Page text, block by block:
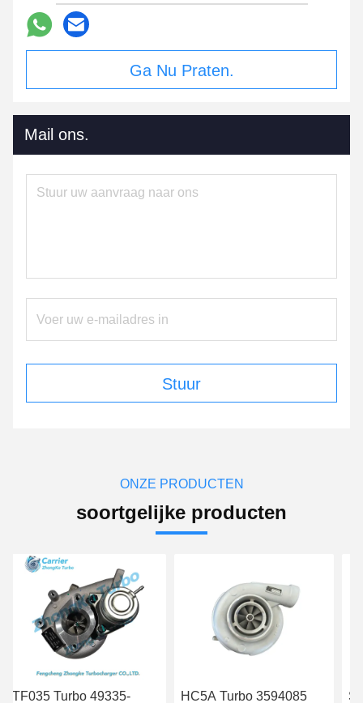
Ga Nu Praten.
Mail ons.
Stuur
ONZE PRODUCTEN
soortgelijke producten
49335-
HC5A Turbo 3594085
S3BSL128